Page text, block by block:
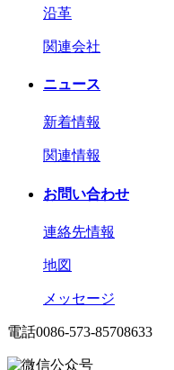
沿革
関連会社
ニュース
新着情報
関連情報
お問い合わせ
連絡先情報
地図
メッセージ
電話0086-573-85708633